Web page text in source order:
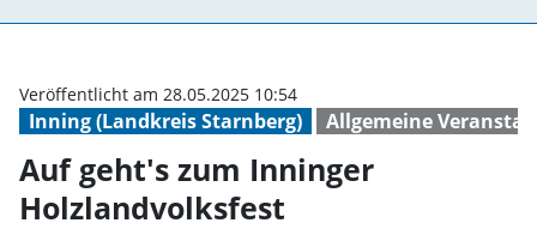
Inning (Landkreis Starnberg) Allgemeine
Veröffentlicht am 28.05.2025 10:54
Auf geht's zum Inninger
Holzlandvolksfest